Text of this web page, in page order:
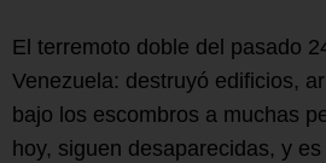
El terremoto doble del pasado
Venezuela: destruyó edificios,
bajo los escombros a muchas
hoy, siguen desaparecidas, y